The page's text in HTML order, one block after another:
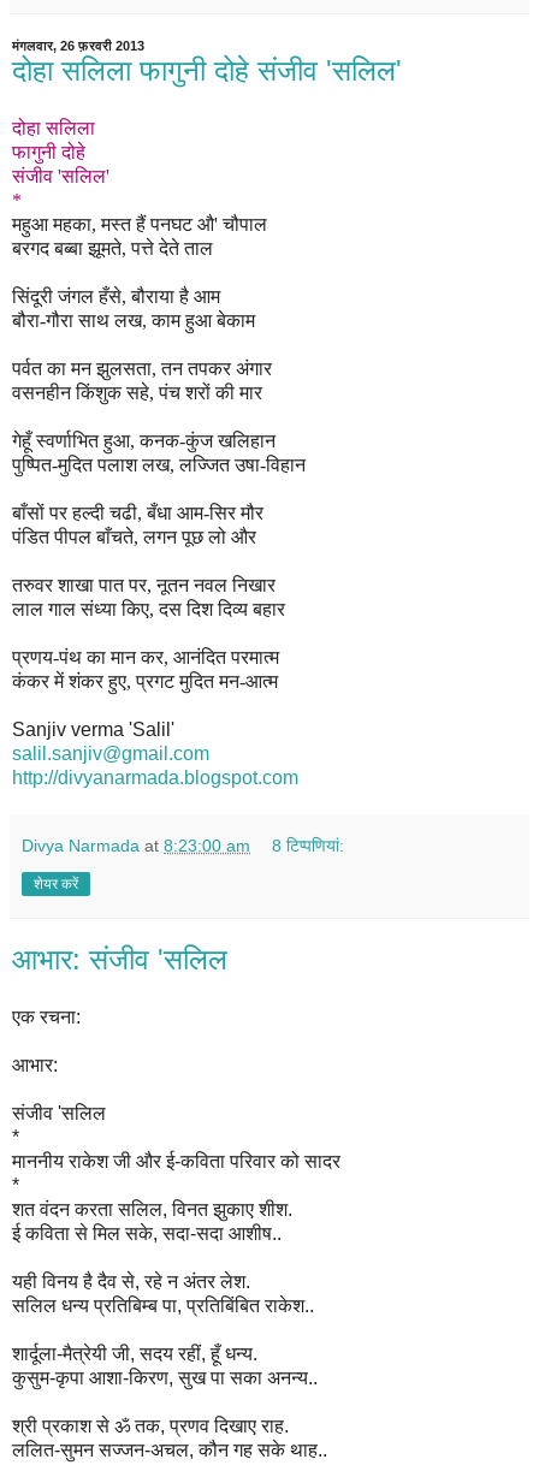
मंगलवार, 26 फ़रवरी 2013
दोहा सलिला फागुनी दोहे संजीव 'सलिल'
दोहा सलिला
फागुनी दोहे
संजीव 'सलिल'
*
महुआ महका, मस्त हैं पनघट औ' चौपाल
बरगद बब्बा झूमते, पत्ते देते ताल
सिंदूरी जंगल हँसे, बौराया है आम
बौरा-गौरा साथ लख, काम हुआ बेकाम
पर्वत का मन झुलसता, तन तपकर अंगार
वसनहीन किंशुक सहे, पंचशरों की मार
गेहूँ स्वर्णाभित हुआ, कनक-कुंजखलिहान
पुष्पित-मुदित पलाश लख, लज्जित उषा-विहान
बाँसों पर हल्दी चढी, बधा आम-सिर मौर
पंडित पीपल बाचते, लगन पूछ लो और
तरुवर शाखा पात पर, नूतन नवल निखार
लाल गाल संध्या किए, दस दिश दिव्य बहार
प्रणय-पंथ का मान कर, आनंदित परमात्म
कंकर में शंकर हुए, प्रगट मुदित मन-आत्म
Sanjiv verma 'Salil'
salil.sanjiv@gmail.com
http://divyanarmada.blogspot.com
Divya Narmada at 8:23:00 am 8 टिप्‍पणियां:
शेयर करें
आभार: संजीव 'सलिल
एक रचना:
आभार:
संजीव 'सलिल
*
माननीय राकेश जी और ई-कविता परिवार को सादर
*
शत वंदन करता सलिल, विनत झुकाए शीश.
ई कविता से मिल सके, सदा-सदा आशीष..
यही विनय है दैव से, रहे न अंतर लेश.
सलिल धन्य प्रतिबिम्ब पा, प्रतिबिंबित राकेश..
शार्दूला-मैत्रेयी जी, सदय रहीं, हूँ धन्य.
कुसुम-कृपा आशा-किरण, सुख पा सका अनन्य..
श्री प्रकाश से ॐ तक, प्रणव दिखाए राह.
ललित-सुमन सज्जन-अचल, कौन गह सके थाह..